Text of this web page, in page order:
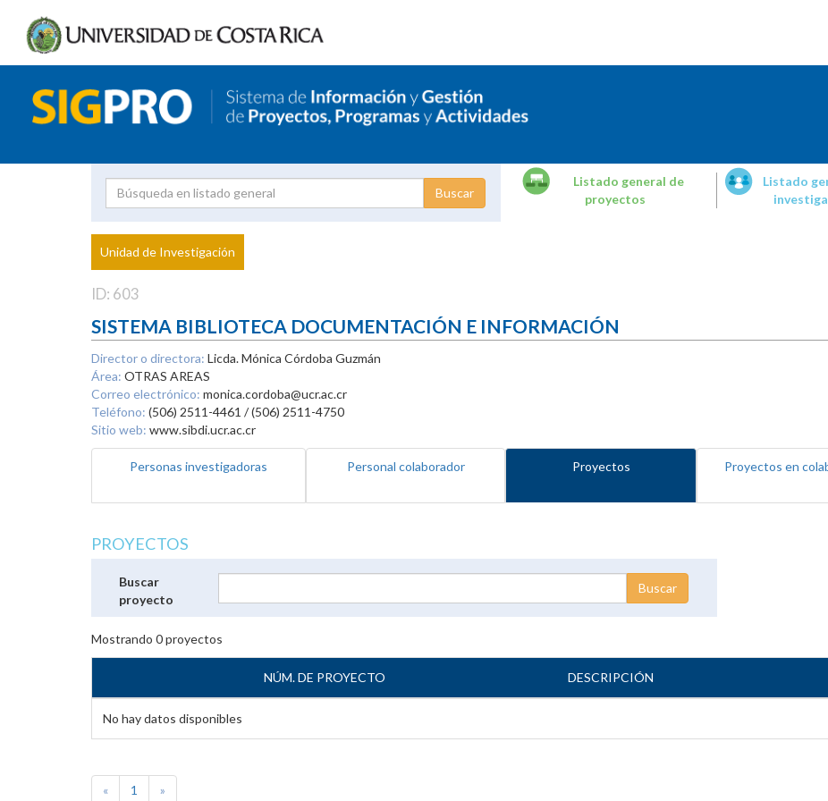
Proyecto
Investigador
Listado general de
proyectos
Listado
Unidad de Investigación
ID: 603
SISTEMA BIBLIOTECA DOCUMENTACIÓN E INFORMACIÓN
Director o directora: Licda. Mónica Córdoba Guzmán
Área: OTRAS AREAS
Correo electrónico: monica.cordoba@ucr.ac.cr
Teléfono: (506) 2511-4461 / (506) 2511-4750
Sitio web: www.sibdi.ucr.ac.cr
Personas investigadoras Personal colaborador Proyectos Proyectos en
PROYECTOS
Buscar
proyecto
Mostrando 0proyectos
NÚM. DE PROYECTO DESCRIPCIÓN
No hay datos disponibles
« 1 »